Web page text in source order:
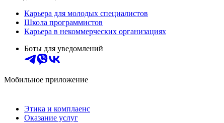
Карьера для молодых специалистов
Школа программистов
Карьера в некоммерческих организациях
Боты для уведомлений
Мобильное приложение
Этика и комплаенс
Оказание услуг